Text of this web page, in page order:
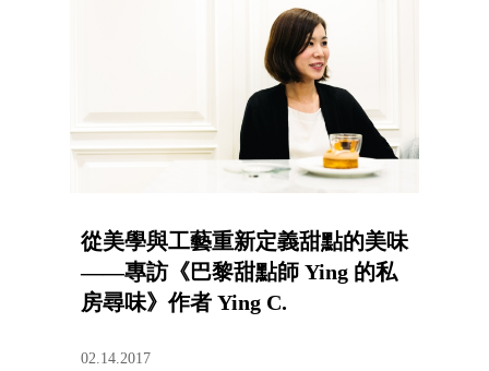
從美學與工藝重新定義甜點的美味
——專訪《巴黎甜點師 Ying 的私
房尋味》作者 Ying C.
02.14.2017